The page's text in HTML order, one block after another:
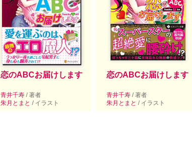
恋のABCお届けします
青井千寿 / 著者
朱月とまと / イラスト
恋のABCお届けします
青井千寿 / 著者
朱月とまと / イラスト